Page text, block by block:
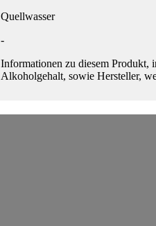
Quellwasser
-
Informationen zu diesem Produkt,
Alkoholgehalt, sowie Hersteller,